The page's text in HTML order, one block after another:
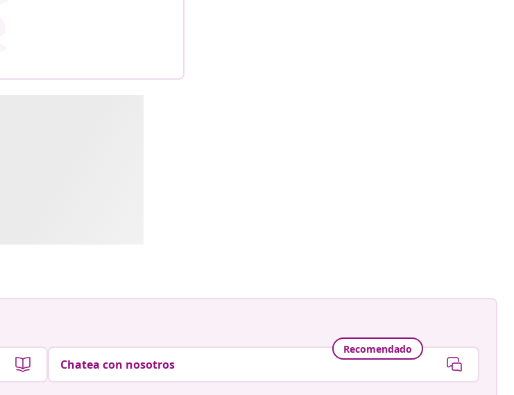
Recomendado
Chatea con nosotros